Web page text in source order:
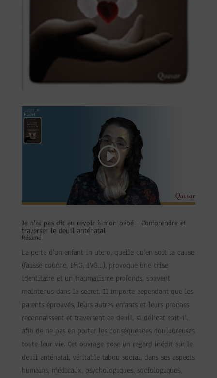
Je n'ai pas dit au revoir à mon bébé - Comprendre et
traverser le deuil anténatal
Résumé
La perte d’un enfant in utero, quelle qu’en soit la cause
(fausse couche, IMG, IVG…), provoque une crise
identitaire et un traumatisme profonds, souvent
maintenus dans le secret. Il importe cependant que les
parents éprouvés, leurs autres enfants et leurs proches
reconnaissent et traversent ce deuil, si délicat soit-il,
afin de ne pas en porter les conséquences douloureuses
toute leur vie. Cet ouvrage pose un regard inédit sur le
deuil anténatal, véritable tabou social, dans ses aspects
humains, médicaux, psychologiques, sociologiques,